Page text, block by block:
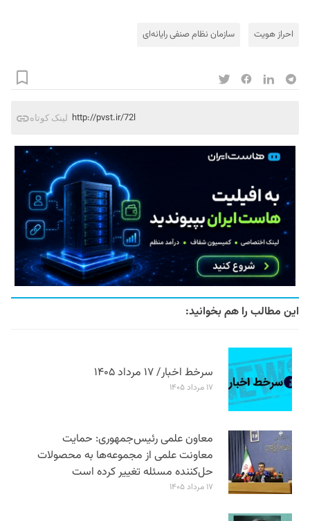
احراز هویت سازمان نظام صنفی رایانه‌ای
لینک کوتاه http://pvst.ir/72l
این مطالب را هم بخوانید:
سرخط اخبار/ ۱۷ مرداد ۱۴۰۵
۱۷ مرداد ۱۴۰۵
معاون علمی رئیس‌جمهوری: حمایت
معاونت علمی از مجموعه‌ها به محصولات
حل‌کننده مسئله تغییر کرده است
۱۷ مرداد ۱۴۰۵